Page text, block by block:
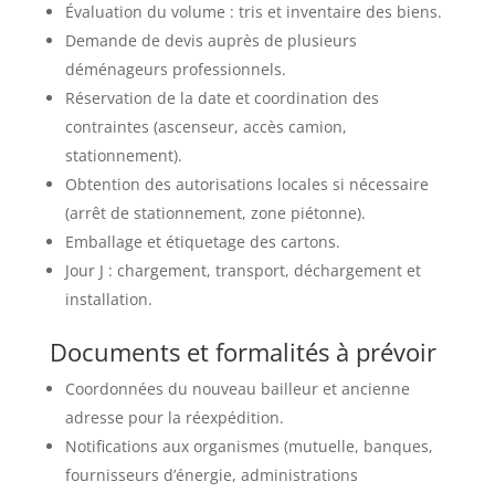
Évaluation du volume : tris et inventaire des biens.
Demande de devis auprès de plusieurs
déménageurs professionnels.
Réservation de la date et coordination des
contraintes (ascenseur, accès camion,
stationnement).
Obtention des autorisations locales si nécessaire
(arrêt de stationnement, zone piétonne).
Emballage et étiquetage des cartons.
Jour J : chargement, transport, déchargement et
installation.
Documents et formalités à prévoir
Coordonnées du nouveau bailleur et ancienne
adresse pour la réexpédition.
Notifications aux organismes (mutuelle, banques,
fournisseurs d’énergie, administrations